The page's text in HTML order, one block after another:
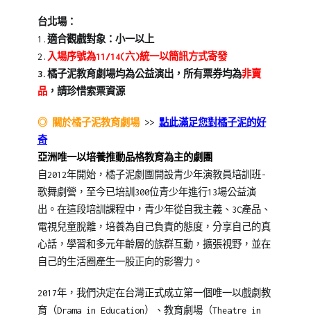
台北場：
1. 適合觀戲對象：小一以上
2. 入場序號為11/14(六)統一以簡訊方式寄發
3.橘子泥教育劇場均為公益演出，所有票券均為非賣
品，請珍惜索票資源
◎ 關於橘子泥教育劇場>> 點此滿足您對橘子泥的好
奇
亞洲唯一以培養推動品格教育為主的劇團
自2012年開始，橘子泥劇團開設青少年演教員培訓班-
歌舞劇營，至今已培訓300位青少年進行13場公益演
出。在這段培訓課程中，青少年從自我主義、3C產品、
電視兒童脫離，培養為自己負責的態度，分享自己的真
心話，學習和多元年齡層的族群互動，擴張視野，並在
自己的生活圈產生一股正向的影響力。
2017年，我們決定在台灣正式成立第一個唯一以戲劇教
育（Drama in Education）、教育劇場（Theatre in